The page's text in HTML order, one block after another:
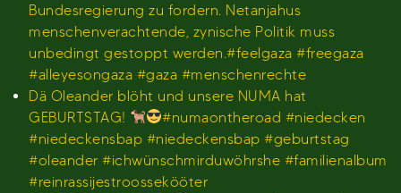
Bundesregierung zu fordern. Netanjahus
menschenverachtende, zynische Politik muss
unbedingt gestoppt werden.#feelgaza #freegaza
#alleyesongaza #gaza #menschenrechte
Dä Oleander blöht und unsere NUMA hat
GEBURTSTAG!
#numaontheroad #niedecken
#niedeckensbap #niedeckensbap #geburtstag
#oleander #ichwünschmirduwöhrshe #familienalbum
#reinrassijestroossekööter